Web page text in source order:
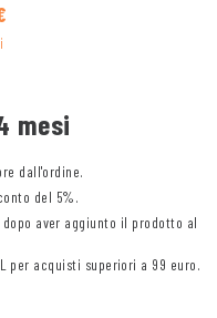
mesi
dall'ordine.
del 5%.
aver aggiunto il prodotto al
per acquisti superiori a 99 euro.